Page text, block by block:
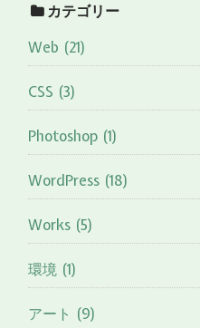
カテゴリー
Web (21)
CSS (3)
Photoshop (1)
WordPress (18)
Works (5)
環境 (1)
アート (9)